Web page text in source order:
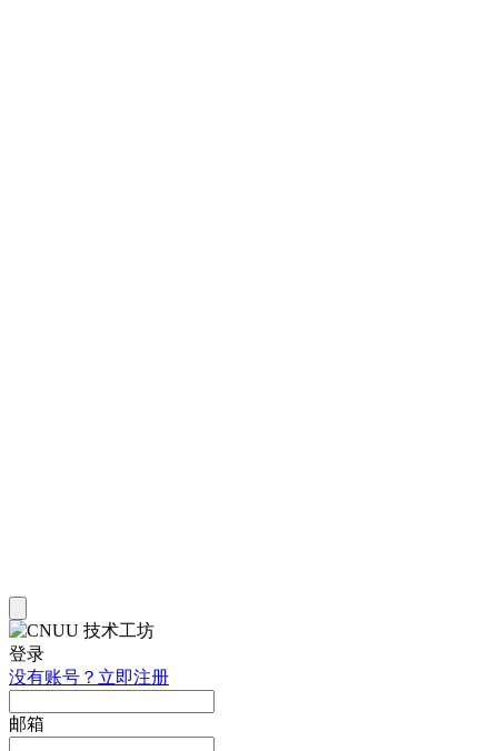
登录
没有账号？立即注册
邮箱